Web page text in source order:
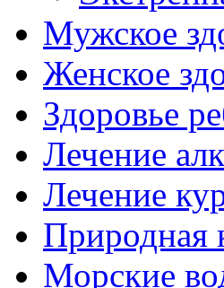
Мужское
Женское
Здоровье
Лечение
Лечение
Природная
Морские